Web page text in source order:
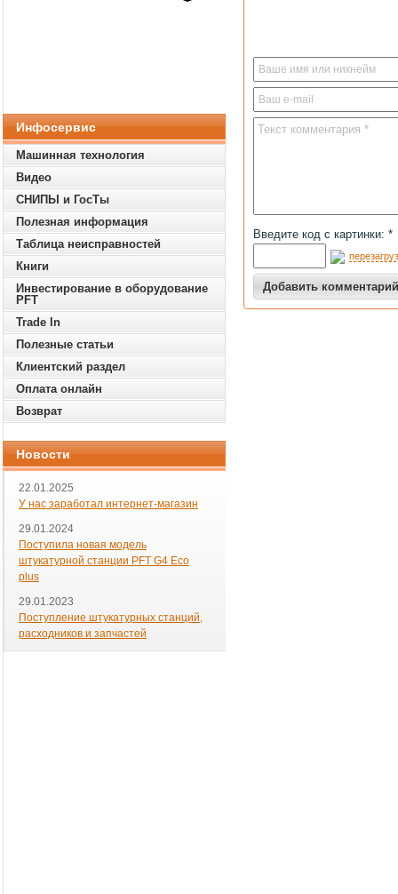
Введите код с картинки: *
Инфосервис
Машинная технология
Видео
СНИПЫ и ГосТы
Полезная информация
Таблица неисправностей
Книги
Инвестирование в оборудование
PFT
Trade In
Полезные статьи
Клиентский раздел
Оплата онлайн
Возврат
Новости
22.01.2025
У нас заработал интернет-магазин
29.01.2024
Поступила новая модель
штукатурной станции PFT G4 Eco
plus
29.01.2023
Поступление штукатурных станций,
расходников и запчастей